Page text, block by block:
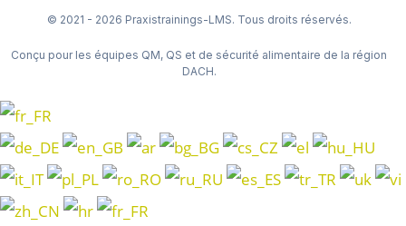
© 2021 - 2026 Praxistrainings-LMS. Tous droits réservés.
Conçu pour les équipes QM, QS et de sécurité alimentaire de la région
DACH.